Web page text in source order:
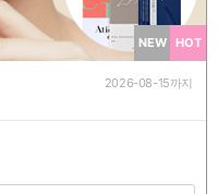
NEW HOT
2026-08-15까지